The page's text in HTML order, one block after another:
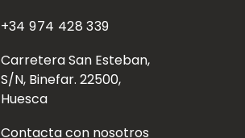
+34 974 428 339
Carretera San Esteban,
S/N, Binefar. 22500,
Huesca
Contacta con nosotros